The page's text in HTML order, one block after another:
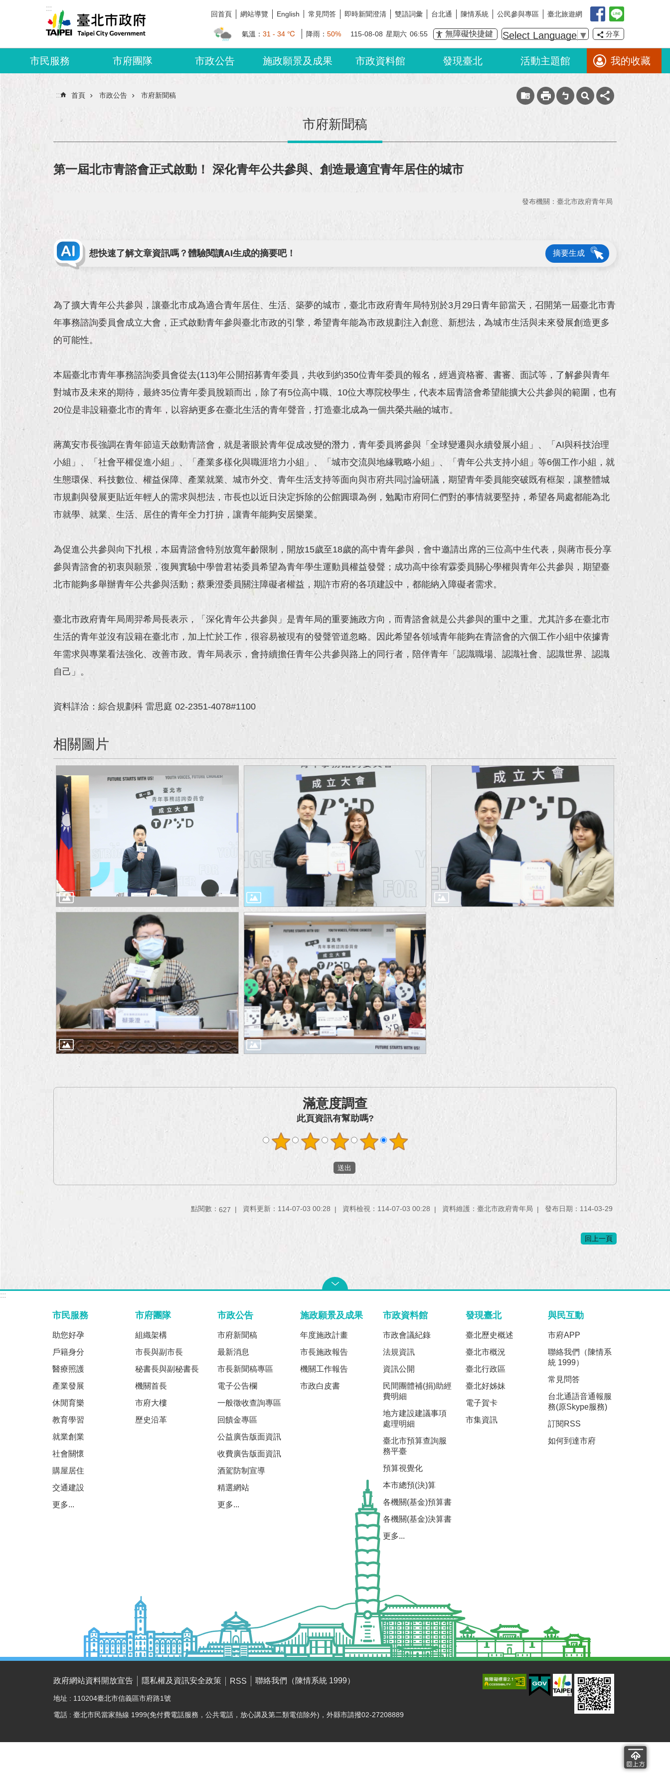
跳到主要內容區塊
:::
回首頁 網站導覽 English 常見問答 即時新聞澄清 雙語詞彙 台北通 陳情系統 公民參與專區 臺北旅遊網
氣溫： 31 - 34 ℃ 降雨： 50% 115-08-08 星期六 06:55 無障礙快捷鍵 Select Language ▼ 分享
市民服務 市府團隊 市政公告 施政願景及成果 市政資料館 發現臺北 活動主題館 我的收藏
::: 首頁 市政公告 市府新聞稿
市府新聞稿
第一屆北市青諮會正式啟動！ 深化青年公共參與、創造最適宜青年居住的城市
發布機關：臺北市政府青年局
想快速了解文章資訊嗎？體驗閱讀AI生成的摘要吧！ 摘要生成
為了擴大青年公共參與，讓臺北市成為適合青年居住、生活、築夢的城市，臺北市政府青年局特別於3月29日青年節當天，召開第一屆臺北市青
年事務諮詢委員會成立大會，正式啟動青年參與臺北市政的引擎，希望青年能為市政規劃注入創意、新想法，為城市生活與未來發展創造更多
的可能性。
本屆臺北市青年事務諮詢委員會從去(113)年公開招募青年委員，共收到約350位青年委員的報名，經過資格審、書審、面試等，了解參與青年
對城市及未來的期待，最終35位青年委員脫穎而出，除了有5位高中職、10位大專院校學生，代表本屆青諮會希望能擴大公共參與的範圍，也有
20位是非設籍臺北市的青年，以容納更多在臺北生活的青年聲音，打造臺北成為一個共榮共融的城市。
蔣萬安市長強調在青年節這天啟動青諮會，就是著眼於青年促成改變的潛力，青年委員將參與「全球變遷與永續發展小組」、「AI與科技治理
小組」、「社會平權促進小組」、「產業多樣化與職涯培力小組」、「城市交流與地緣戰略小組」、「青年公共支持小組」等6個工作小組，就
生態環保、科技數位、權益保障、產業就業、城市外交、青年生活支持等面向與市府共同討論研議，期望青年委員能突破既有框架，讓整體城
市規劃與發展更貼近年輕人的需求與想法，市長也以近日決定拆除的公館圓環為例，勉勵市府同仁們對的事情就要堅持，希望各局處都能為北
市就學、就業、生活、居住的青年全力打拚，讓青年能夠安居樂業。
為促進公共參與向下扎根，本屆青諮會特別放寬年齡限制，開放15歲至18歲的高中青年參與，會中邀請出席的三位高中生代表，與蔣市長分享
參與青諮會的初衷與願景，復興實驗中學曾君祐委員希望為青年學生運動員權益發聲；成功高中徐宥霖委員關心學權與青年公共參與，期望臺
北市能夠多舉辦青年公共參與活動；蔡秉澄委員關注障礙者權益，期許市府的各項建設中，都能納入障礙者需求。
臺北市政府青年局周羿希局長表示，「深化青年公共參與」是青年局的重要施政方向，而青諮會就是公共參與的重中之重。尤其許多在臺北市
生活的青年並沒有設籍在臺北市，加上忙於工作，很容易被現有的發聲管道忽略。因此希望各領域青年能夠在青諮會的六個工作小組中依據青
年需求與專業看法強化、改善市政。青年局表示，會持續擔任青年公共參與路上的同行者，陪伴青年「認識職場、認識社會、認識世界、認識
自己」。
資料詳洽：綜合規劃科 雷思庭 02-2351-4078#1100
相關圖片
滿意度調查
此頁資訊有幫助嗎?
點閱數： 627 資料更新：114-07-03 00:28 資料檢視：114-07-03 00:28 資料維護：臺北市政府青年局 發布日期：114-03-29
回上一頁
:::
市民服務
助您好孕
戶籍身分
醫療照護
產業發展
休閒育樂
教育學習
就業創業
社會關懷
購屋居住
交通建設
更多...
市府團隊
組織架構
市長與副市長
秘書長與副秘書長
機關首長
市府大樓
歷史沿革
市政公告
市府新聞稿
最新消息
市長新聞稿專區
電子公告欄
一般徵收查詢專區
回饋金專區
公益廣告版面資訊
收費廣告版面資訊
酒駕防制宣導
精選網站
更多...
施政願景及成果
年度施政計畫
市長施政報告
機關工作報告
市政白皮書
市政資料館
市政會議紀錄
法規資訊
資訊公開
民間團體補(捐)助經
費明細
地方建設建議事項
處理明細
臺北市預算查詢服
務平臺
預算視覺化
本市總預(決)算
各機關(基金)預算書
各機關(基金)決算書
更多...
發現臺北
臺北歷史概述
臺北市概況
臺北行政區
臺北好姊妹
電子賀卡
市集資訊
與民互動
市府APP
聯絡我們（陳情系
統 1999）
常見問答
台北通語音通報服
務(原Skype服務)
訂閱RSS
如何到達市府
政府網站資料開放宣告 隱私權及資訊安全政策 RSS 聯絡我們（陳情系統 1999）
地址 : 110204臺北市信義區市府路1號
電話 : 臺北市民當家熱線 1999(免付費電話服務，公共電話，放心講及第二類電信除外)，外縣市請撥02-27208889